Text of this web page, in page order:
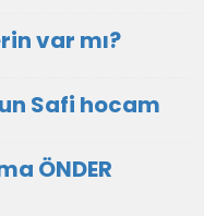
var mı?
Safi hocam
ÖNDER